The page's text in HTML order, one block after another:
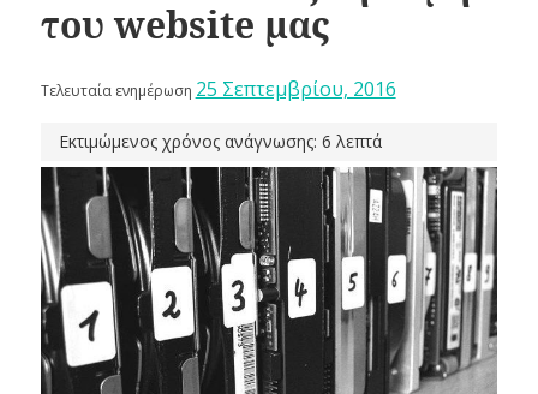
του website μας
Τελευταία ενημέρωση 25 Σεπτεμβρίου, 2016
Εκτιμώμενος χρόνος ανάγνωσης: 6 λεπτά